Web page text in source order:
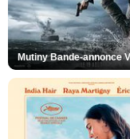
Mutiny Bande-annonce